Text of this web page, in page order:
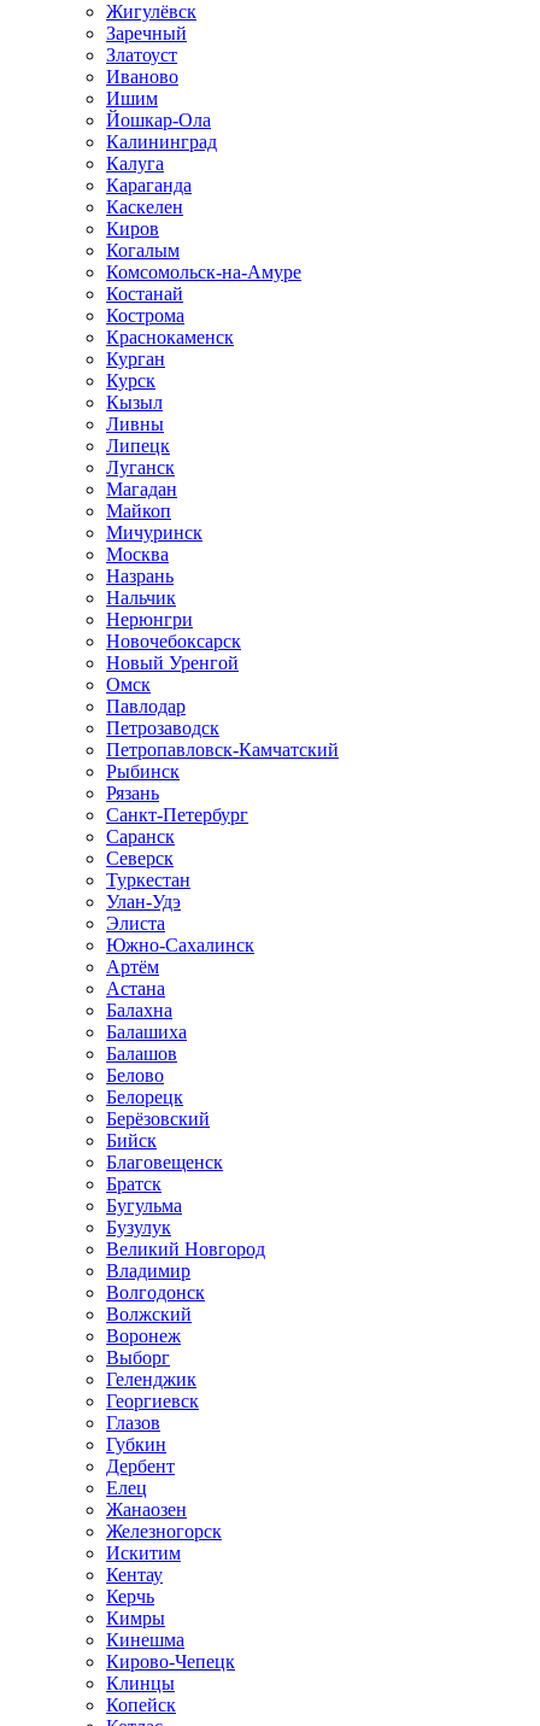
Жигулёвск
Заречный
Златоуст
Иваново
Ишим
Йошкар-Ола
Калининград
Калуга
Караганда
Каскелен
Киров
Когалым
Комсомольск-на-Амуре
Костанай
Кострома
Краснокаменск
Курган
Курск
Кызыл
Ливны
Липецк
Луганск
Магадан
Майкоп
Мичуринск
Москва
Назрань
Нальчик
Нерюнгри
Новочебоксарск
Новый Уренгой
Омск
Павлодар
Петрозаводск
Петропавловск-Камчатский
Рыбинск
Рязань
Санкт-Петербург
Саранск
Северск
Туркестан
Улан-Удэ
Элиста
Южно-Сахалинск
Артём
Астана
Балахна
Балашиха
Балашов
Белово
Белорецк
Берёзовский
Бийск
Благовещенск
Братск
Бугульма
Бузулук
Великий Новгород
Владимир
Волгодонск
Волжский
Воронеж
Выборг
Геленджик
Георгиевск
Глазов
Губкин
Дербент
Елец
Жанаозен
Железногорск
Искитим
Кентау
Керчь
Кимры
Кинешма
Кирово-Чепецк
Клинцы
Копейск